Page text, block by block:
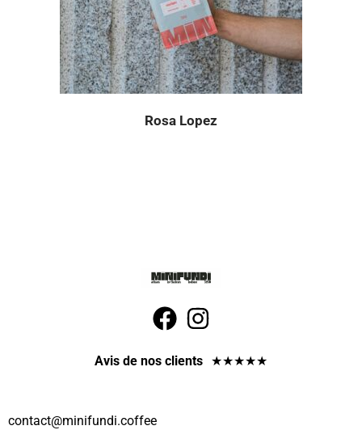
Rosa Lopez
Avis de nos clients ★★★★★
eeffoc.idnufinim
@tcatnoc